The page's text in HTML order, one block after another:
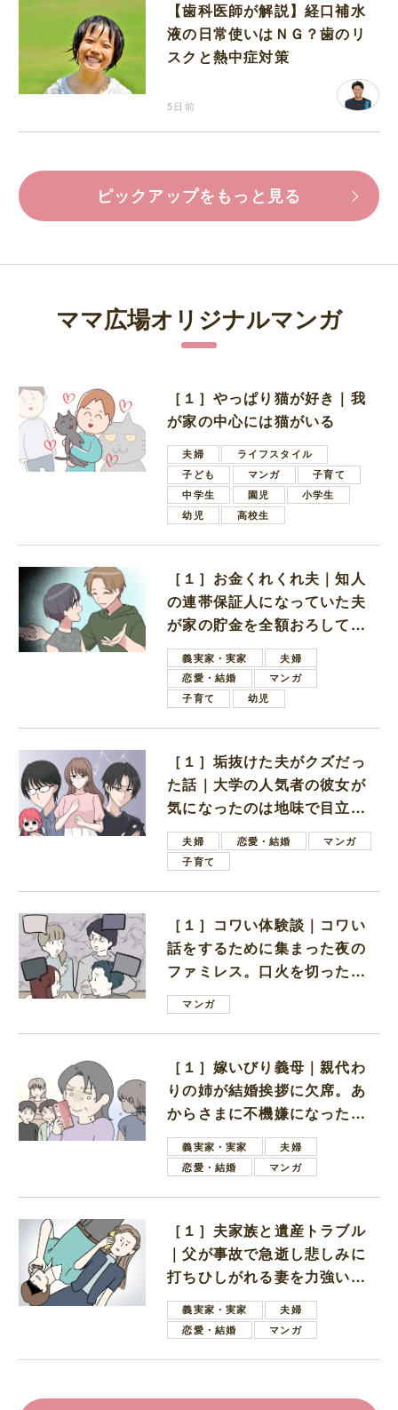
【歯科医師が解説】経口補水
液の日常使いはＮＧ？歯のリ
スクと熱中症対策
5日前
ピックアップをもっと見る
ママ広場オリジナルマンガ
［１］やっぱり猫が好き｜我
が家の中心には猫がいる
夫婦
ライフスタイル
子ども
マンガ
子育て
中学生
園児
小学生
幼児
高校生
［１］お金くれくれ夫｜知人
の連帯保証人になっていた夫
が家の貯金を全額おろしてほ
しいと言ってきた
義実家・実家
夫婦
恋愛・結婚
マンガ
子育て
幼児
［１］垢抜けた夫がクズだっ
た話｜大学の人気者の彼女が
気になったのは地味で目立た
ない男子学生
夫婦 恋愛・結婚
マンガ
子育て
［１］コワい体験談｜コワい
話をするために集まった夜の
ファミレス。口火を切ったの
は電車好きの男の子ママ
マンガ
［１］嫁いびり義母｜親代わ
りの姉が結婚挨拶に欠席。あ
からさまに不機嫌になった義
母義実家・実家
夫婦
恋愛・結婚
マンガ
［１］夫家族と遺産トラブル
｜父が事故で急逝し悲しみに
打ちひしがれる妻を力強い言
葉で励ます夫
義実家・実家
夫婦
恋愛・結婚
マンガ